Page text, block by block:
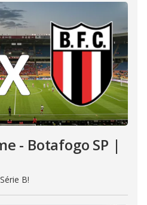
- Botafogo SP |
B!